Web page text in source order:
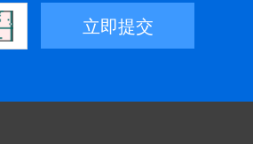
立即提交